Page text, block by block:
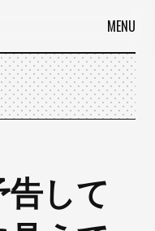
MENU
して